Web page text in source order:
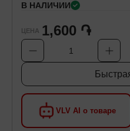
VLV AI о товаре
В НАЛИЧИИ
ЦЕНА 1,600 ֏
1